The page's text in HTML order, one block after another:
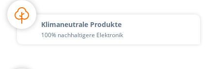
Klimaneutrale Produkte
100% nachhaltigere Elektronik